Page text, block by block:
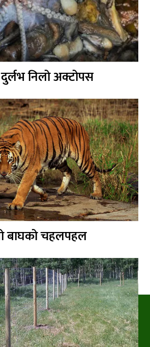
निलो अक्टोपस
बाघको चहलपहल